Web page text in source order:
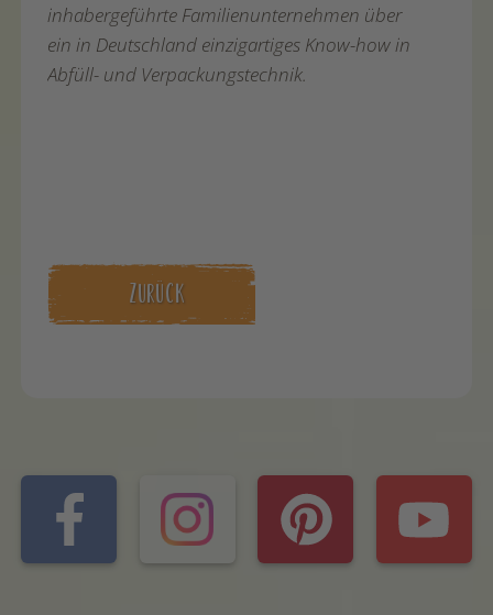
inhabergeführte Familienunternehmen über
ein in Deutschland einzigartiges Know-how in
Abfüll- und Verpackungstechnik.
ZURÜCK